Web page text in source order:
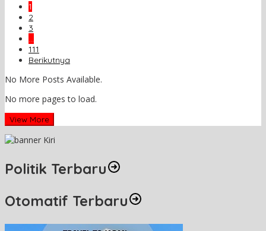
1
2
3
…
111
Berikutnya
No More Posts Available.
No more pages to load.
View More
Politik Terbaru
Otomatif Terbaru